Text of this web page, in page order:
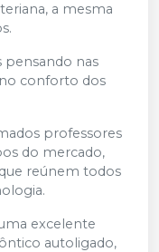
a mesma
pensando nas
conforto dos
professores
do mercado,
reúnem todos
excelente
autoligado,